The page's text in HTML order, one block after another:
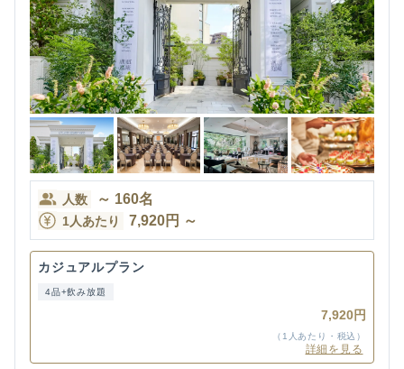
人数 ～ 160名
1人あたり 7,920円 ～
カジュアルプラン
4品+飲み放題
7,920円
（1人あたり・税込）
詳細を見る